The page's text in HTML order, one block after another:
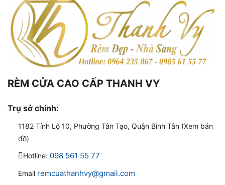
RÈM CỬA CAO CẤP THANH VY
Trụ sở chính:
1182 Tỉnh Lộ 10, Phường Tân Tạo, Quận Bình Tân (Xem bản
đồ)
Hotline: 098 561 55 77
Email remcuathanhvy@gmail.com